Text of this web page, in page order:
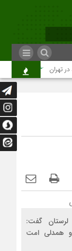
میلیون‌ها
لرستان گفت:
و همدلی امت